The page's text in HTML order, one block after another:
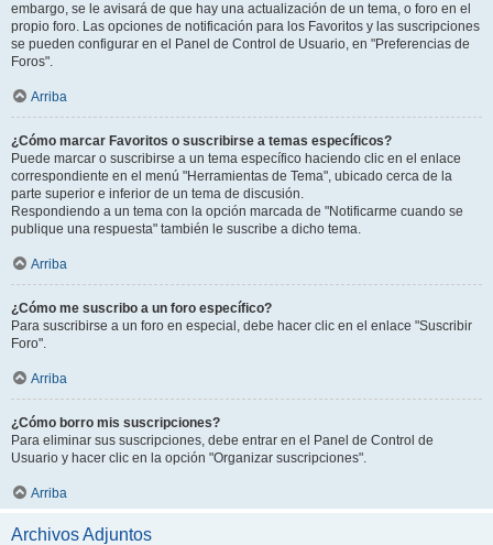
embargo, se le avisará de que hay una actualización de un tema, o foro en el
propio foro. Las opciones de notificación para los Favoritos y las suscripciones
se pueden configurar en el Panel de Control de Usuario, en "Preferencias de
Foros".
Arriba
¿Cómo marcar Favoritos o suscribirse a temas específicos?
Puede marcar o suscribirse a un tema específico haciendo clic en el enlace
correspondiente en el menú "Herramientas de Tema", ubicado cerca de la
parte superior e inferior de un tema de discusión.
Respondiendo a un tema con la opción marcada de "Notificarme cuando se
publique una respuesta" también le suscribe a dicho tema.
Arriba
¿Cómo me suscribo a un foro específico?
Para suscribirse a un foro en especial, debe hacer clic en el enlace "Suscribir
Foro".
Arriba
¿Cómo borro mis suscripciones?
Para eliminar sus suscripciones, debe entrar en el Panel de Control de
Usuario y hacer clic en la opción "Organizar suscripciones".
Arriba
Archivos Adjuntos